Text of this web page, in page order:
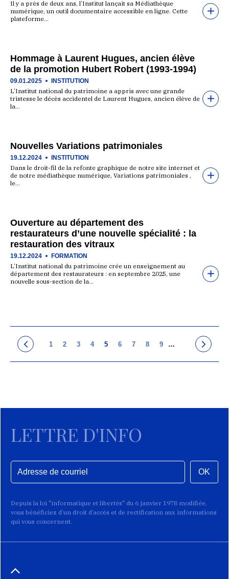
Il y a près de deux ans, l’Institut lançait sa Médiathèque
numérique, un outil documentaire accessible en ligne. Cette
plateforme…
Hommage à Laurent Hugues, ancien élève
de la promotion Hubert Robert (1993-1994)
09.01.2025 INSTITUTION
L’Institut national du patrimoine a appris avec une grande
tristesse le décès accidentel de Laurent Hugues, ancien élève de
la…
Nouvelles Variations patrimoniales
19.12.2024 INSTITUTION
Dans le droit-fil de la refonte graphique de notre site internet et
de notre médiathèque numérique, Variations patrimoniales ,
le…
Ouverture au département des
restaurateurs d’une nouvelle spécialité : la
restauration des vitraux
19.12.2024 FORMATION
L’Institut national du patrimoine crée un enseignement au
département des restaurateurs : en septembre 2025, une
nouvelle sous-section de la…
1 2 3 4 5 6 7 8 9 …
LETTRE D'INFO
OK
Depuis la loi "informatique et libertés" du 6 janvier 1978 modifiée,
vous bénéficiez d’un droit d’accès et de rectification aux informations
qui vous concernent.